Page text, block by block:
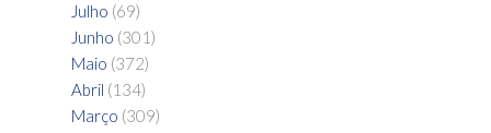
Julho (69)
Junho (301)
Maio (372)
Abril (134)
Março (309)